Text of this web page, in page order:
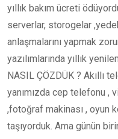
yıllık bakım ücreti
serverlar, storogelar
anlaşmalarını yapmak
yazılımlarında yıllık
NASIL ÇÖZDÜK ? Akıllı
yanımızda cep telefonu ,
,fotoğraf makinası , oyun
taşıyorduk. Ama günün